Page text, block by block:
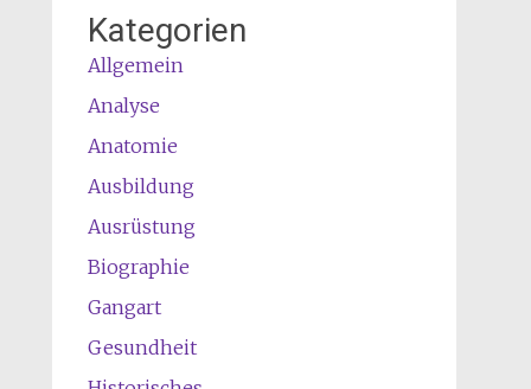
Kategorien
Allgemein
Analyse
Anatomie
Ausbildung
Ausrüstung
Biographie
Gangart
Gesundheit